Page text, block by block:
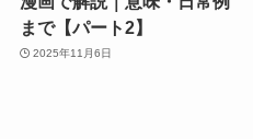
まで【パート2】
2025年11月6日